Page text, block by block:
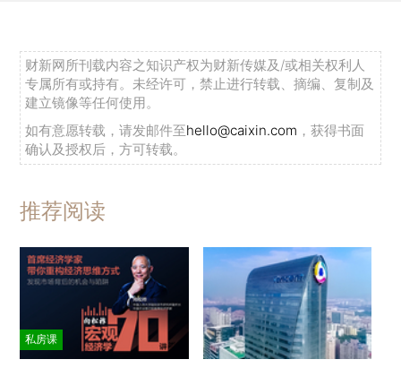
财新网所刊载内容之知识产权为财新传媒及/或相关权利人
专属所有或持有。未经许可，禁止进行转载、摘编、复制及
建立镜像等任何使用。
如有意愿转载，请发邮件至hello@caixin.com ，获得书面
确认及授权后，方可转载。
推荐阅读
私房课